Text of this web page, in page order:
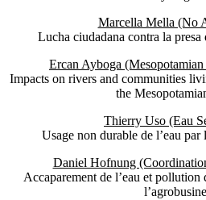
Marcella Mella (No
Lucha ciudadana contra la
Ercan Ayboga
Impacts on rivers and communities
the
Thierry Uso (Eau
Usage non durable de l’eau par
Daniel Hofnung
Accaparement de l’eau et pollution